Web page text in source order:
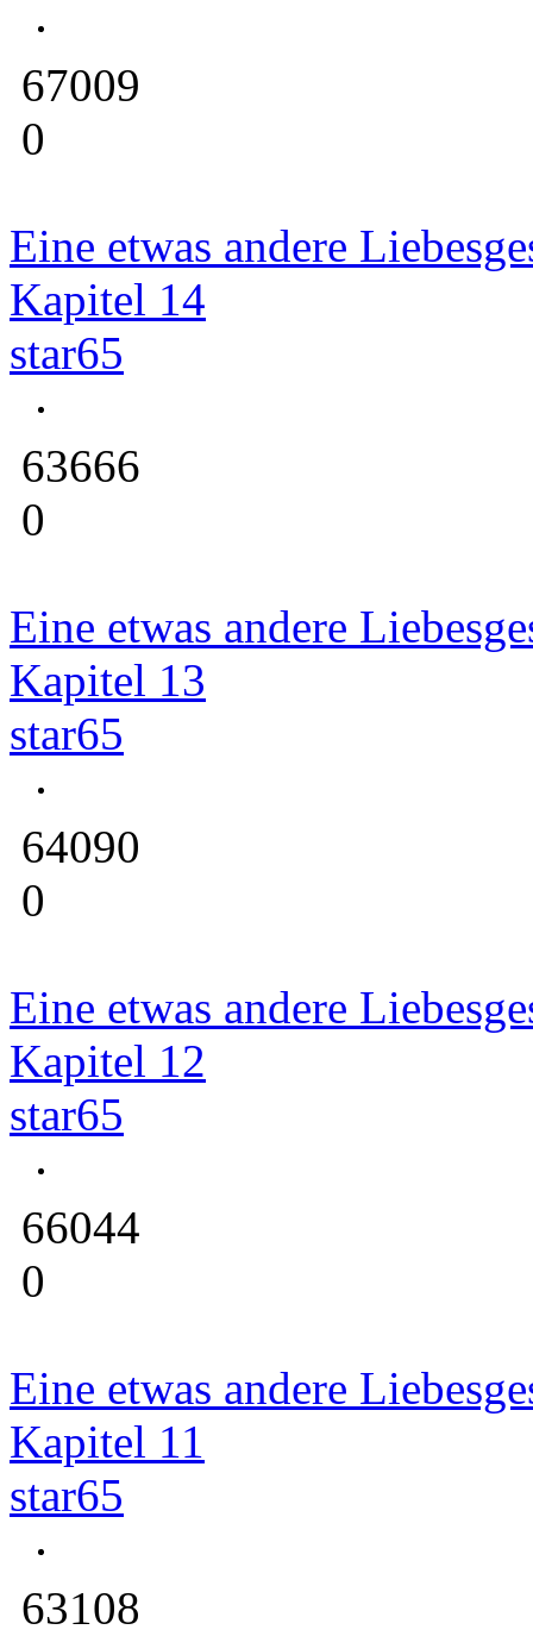
67009
0
Eine etwas andere
Kapitel 14
star65
63666
0
Eine etwas andere
Kapitel 13
star65
64090
0
Eine etwas andere
Kapitel 12
star65
66044
0
Eine etwas andere
Kapitel 11
star65
63108